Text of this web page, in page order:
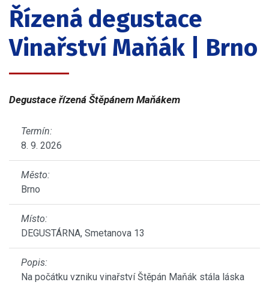
Řízená degustace
Vinařství Maňák | Brno
Degustace řízená Štěpánem Maňákem
Termín:
8. 9. 2026
Město:
Brno
Místo:
DEGUSTÁRNA, Smetanova 13
Popis:
Na počátku vzniku vinařství Štěpán Maňák stála láska